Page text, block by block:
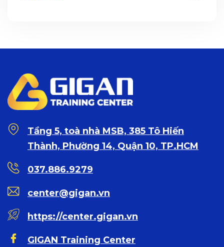
Tầng 5, toà nhà MSB, 385 Tô Hiến
Thành, Phường 14, Quận 10, TP.HCM
037.886.9279
center@gigan.vn
https://center.gigan.vn
GIGAN Training Center